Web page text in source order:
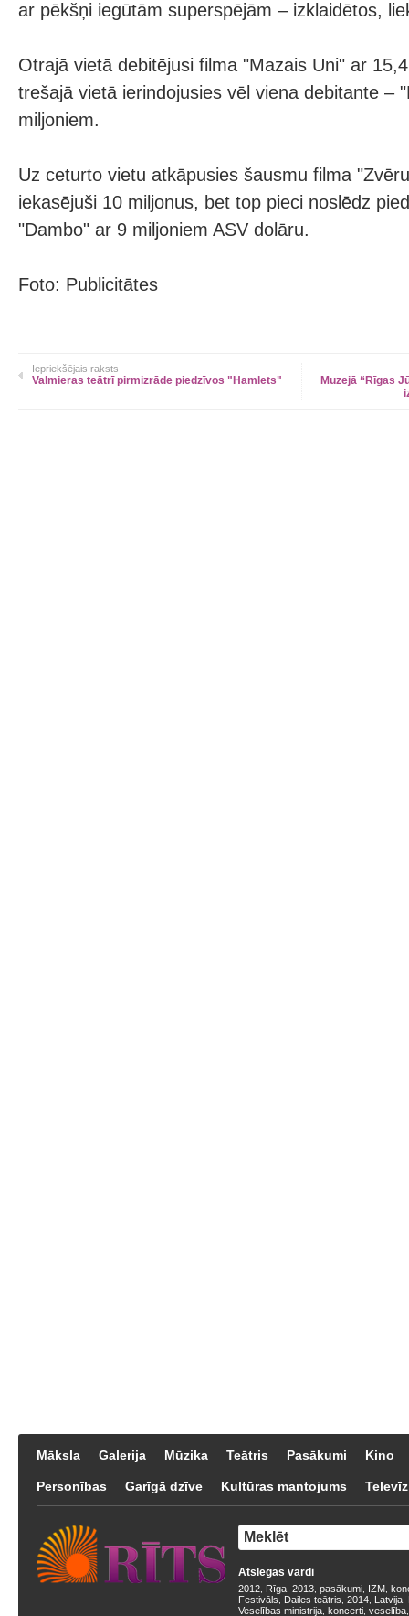
ar pēkšņi iegūtām superspējām – izklaidētos,
Otrajā vietā debitējusi filma "Mazais Uni" ar
trešajā vietā ierindojusies vēl viena debitante –
miljoniem.
Uz ceturto vietu atkāpusies šausmu filma
iekasējuši 10 miljonus, bet top pieci noslēdz
"Dambo" ar 9 miljoniem ASV dolāru.
Foto: Publicitātes
Iepriekšējais raksts
Valmieras teātrī pirmizrāde piedzīvos "Hamlets"
Muzejā “Rīgas
Māksla Galerija Mūzika Teātris Pasākumi Kino
Personības Garīgā dzīve Kultūras mantojums
Atslēgas vārdi
2012 Rīga 2013 pasākumi IZM
Festivāls
Dailes teātris 2014 Latvija
Veselības ministrija koncerti veselība